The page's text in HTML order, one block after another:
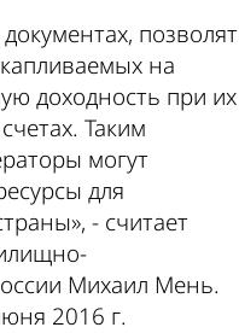
позволят
на
доходность при их
Таким
могут
для
- считает
Михаил Мень.
2016 г.